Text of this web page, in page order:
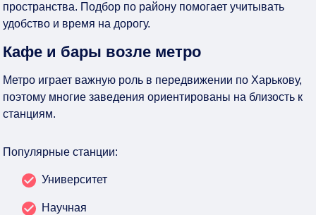
пространства. Подбор по району помогает учитывать
удобство и время на дорогу.
Кафе и бары возле метро
Метро играет важную роль в передвижении по Харькову,
поэтому многие заведения ориентированы на близость к
станциям.
Популярные станции:
Университет
Научная